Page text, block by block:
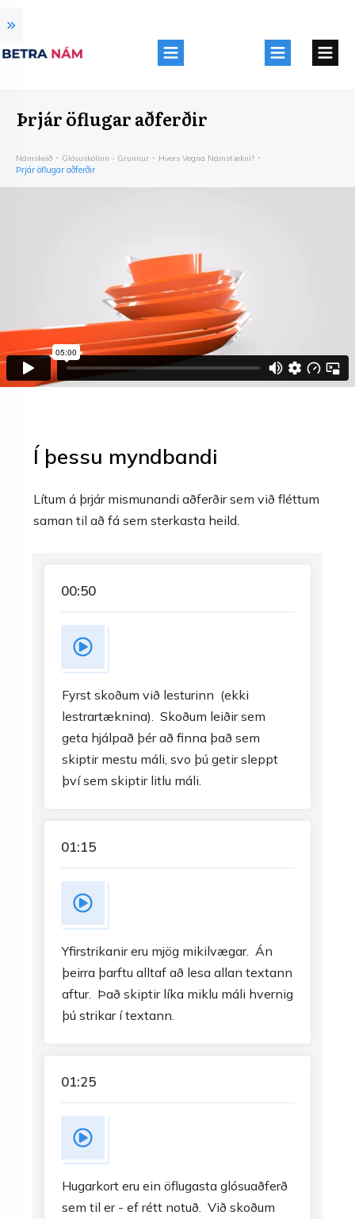
Þrjár öflugar aðferðir
Námskeið Glósuskólinn - Grunnur Hvers Vegna Námstækni?
Þrjár öflugar aðferðir
Í þessu myndbandi
Lítum á þrjár mismunandi aðferðir sem við fléttum
saman til að fá sem sterkasta heild.
00:50
Fyrst skoðum við lesturinn (ekki
lestrartæknina). Skoðum leiðir sem
geta hjálpað þér að finna það sem
skiptir mestu máli, svo þú getir sleppt
því sem skiptir litlu máli.
01:15
Yfirstrikanir eru mjög mikilvægar. Án
þeirra þarftu alltaf að lesa allan textann
aftur. Það skiptir líka miklu máli hvernig
þú strikar í textann.
01:25
Hugarkort eru ein öflugasta glósuaðferð
sem til er - ef rétt notuð. Við skoðum